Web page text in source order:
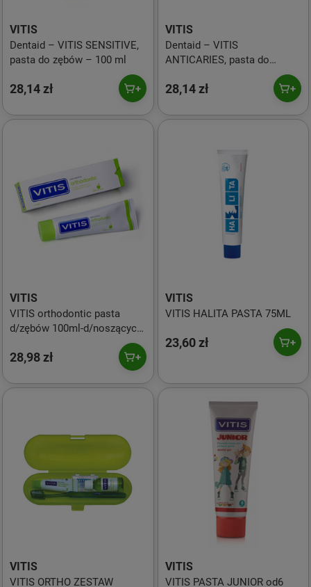
VITIS
Dentaid – VITIS SENSITIVE,
pasta do zębów – 100 ml
28,14 zł
VITIS
Dentaid – VITIS
ANTICARIES, pasta do
28,14 zł
VITIS
VITIS orthodontic pasta
d/zębów 100ml-d/noszących
28,98 zł
VITIS
VITIS HALITA PASTA 75ML
23,60 zł
VITIS
VITIS ORTHO ZESTAW
VITIS
VITIS PASTA JUNIOR od6